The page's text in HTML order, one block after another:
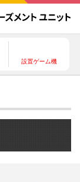
設置ゲーム機